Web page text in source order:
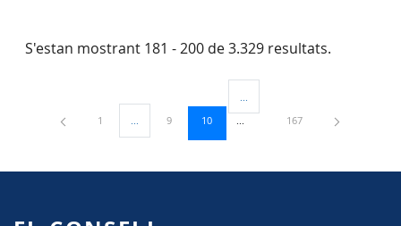
S'estan mostrant 181 - 200 de 3.329 resultats.
Pàgina
1 ...Pàgines intermèdies Utilitzeu TAB per navegar.
Pàgina
9 Pàgina
10
Pàgines intermèdies Utilitzeu TAB
Pàgina
167